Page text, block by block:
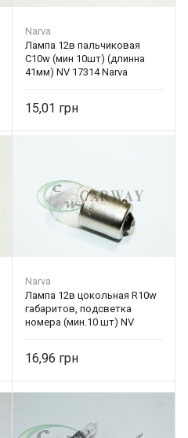
Narva
Лампа 12в пальчиковая
C10w (мин 10шт) (длинна
41мм) NV 17314 Narva
15,01
Narva
Лампа 12в цокольная R10w
габаритов, подсветка
номера (мин.10 шт) NV
16,96